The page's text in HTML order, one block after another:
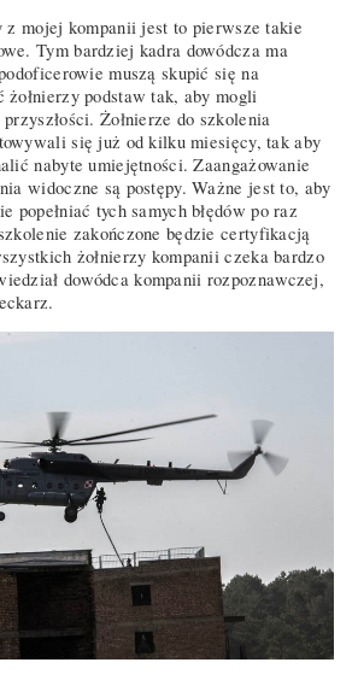
mojej kompanii jest to pierwsze takie
Tym bardziej kadra dowódcza ma
muszą skupić się na
żołnierzy podstaw tak, aby mogli
Żołnierze do szkolenia
się już od kilku miesięcy, tak aby
nabyte umiejętności. Zaangażowanie
widoczne są postępy. Ważne jest to, aby
popełniać tych samych błędów po raz
zakończone będzie certyfikacją
żołnierzy kompanii czeka bardzo
dowódca kompanii rozpoznawczej,